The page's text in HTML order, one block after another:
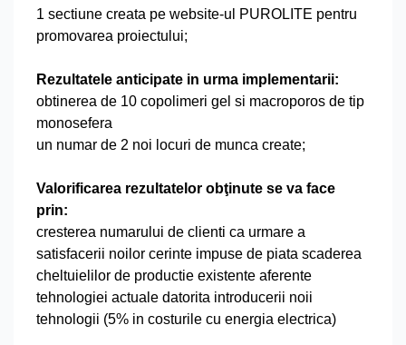
1 sectiune creata pe website-ul PUROLITE pentru
promovarea proiectului;
Rezultatele anticipate in urma implementarii:
obtinerea de 10 copolimeri gel si macroporos de tip
monosefera
un numar de 2 noi locuri de munca create;
Valorificarea rezultatelor obţinute se va face
prin:
cresterea numarului de clienti ca urmare a
satisfacerii noilor cerinte impuse de piata scaderea
cheltuielilor de productie existente aferente
tehnologiei actuale datorita introducerii noii
tehnologii (5% in costurile cu energia electrica)